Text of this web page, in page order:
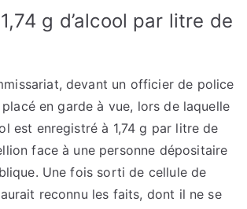
g d’alcool par litre de
devant un officier de police
en garde à vue, lors de laquelle
est enregistré à 1,74 g par litre de
face à une personne dépositaire
Une fois sorti de cellule de
reconnu les faits, dont il ne se